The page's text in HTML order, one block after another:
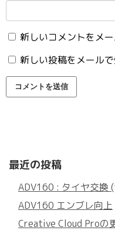
新しいコメントをメ
新しい投稿をメール
最近の投稿
ADV160 : タイヤ交換
ADV160 エンブレ向上
Creative Cloud Proの